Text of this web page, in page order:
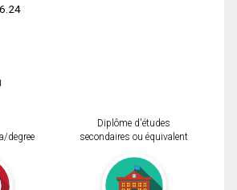
6.24
degree
Diplôme d'études
secondaires ou équivalent